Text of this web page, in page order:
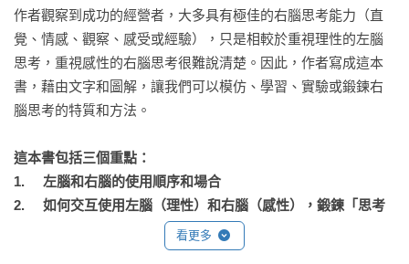
作者觀察到成功的經營者，大多具有極佳的右腦思考能力（直
覺、情感、觀察、感受或經驗），只是相較於重視理性的左腦
思考，重視感性的右腦思考很難說清楚。因此，作者寫成這本
書，藉由文字和圖解，讓我們可以模仿、學習、實驗或鍛鍊右
腦思考的特質和方法。
這本書包括三個重點：
1.	左腦和右腦的使用順序和場合
2.	如何交互使用左腦（理性）和右腦（感性），鍛鍊「思考
3.	學習將右腦思考活用在工作中
看更多